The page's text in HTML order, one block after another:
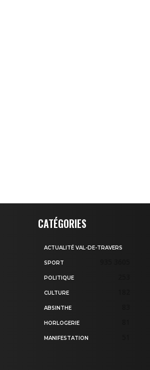
CATÉGORIES
ACTUALITÉ VAL-DE-TRAVERS
SPORT
POLITIQUE
CULTURE
ABSINTHE
HORLOGERIE
MANIFESTATION